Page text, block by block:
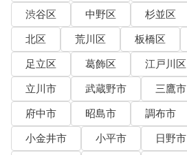
渋谷区
中野区 杉並区
北区
荒川区 板橋区
足立区
葛飾区 江戸川区
立川市
武蔵野市 三鷹市
府中市
昭島市 調布市
小金井市
小平市 日野市